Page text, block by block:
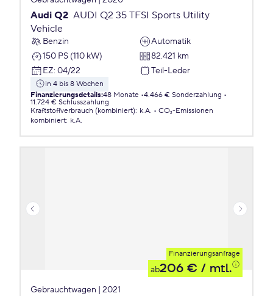
Audi Q2 AUDI Q2 35 TFSI Sports Utility
Vehicle
Benzin
Automatik
150 PS (110 kW)
82.421 km
EZ: 04/22 Teil-Leder
in 4 bis 8 Wochen
Finanzierungsdetails:48 Monate 4.466 € Sonderzahlung
11.724 € Schlusszahlung
Kraftstoffverbrauch (kombiniert): k.A.
CO₂-Emissionen
kombiniert: k.A.
Finanzierungsanfrage
ab206 € / mtl.
Gebrauchtwagen | 2021